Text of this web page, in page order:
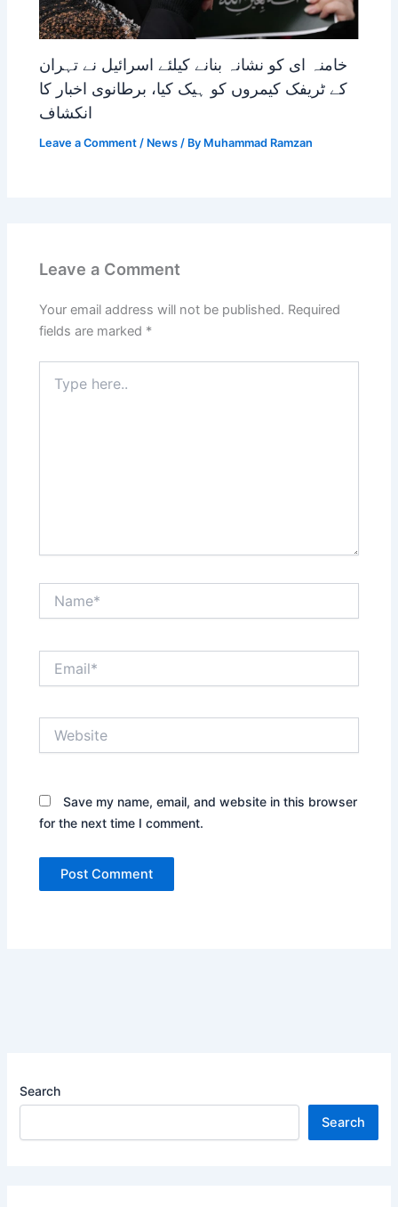
خامنہ ای کو نشانہ بنانے کیلئے اسرائیل نے تہران
کے ٹریفک کیمروں کو ہیک کیا، برطانوی اخبار کا
انکشاف
Leave a Comment / News / By Muhammad Ramzan
Leave a Comment
Your email address will not be published. Required
fields are marked *
here..
Save my name, email, and website in this browser
for the next time I comment.
Search
Search